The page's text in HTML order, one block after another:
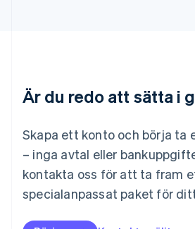
Är du redo att sätta i
Skapa ett konto och börja ta
– inga avtal eller
kontakta oss för att ta fram
specialanpassat paket för
Malaysia
English
Mexiko
Nederländerna
NederlandsEnglish
English